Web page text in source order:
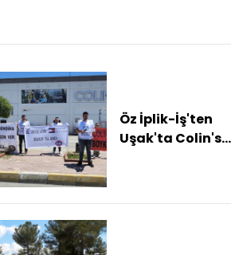
Öz İplik-İş'ten
Uşak'ta Colin's